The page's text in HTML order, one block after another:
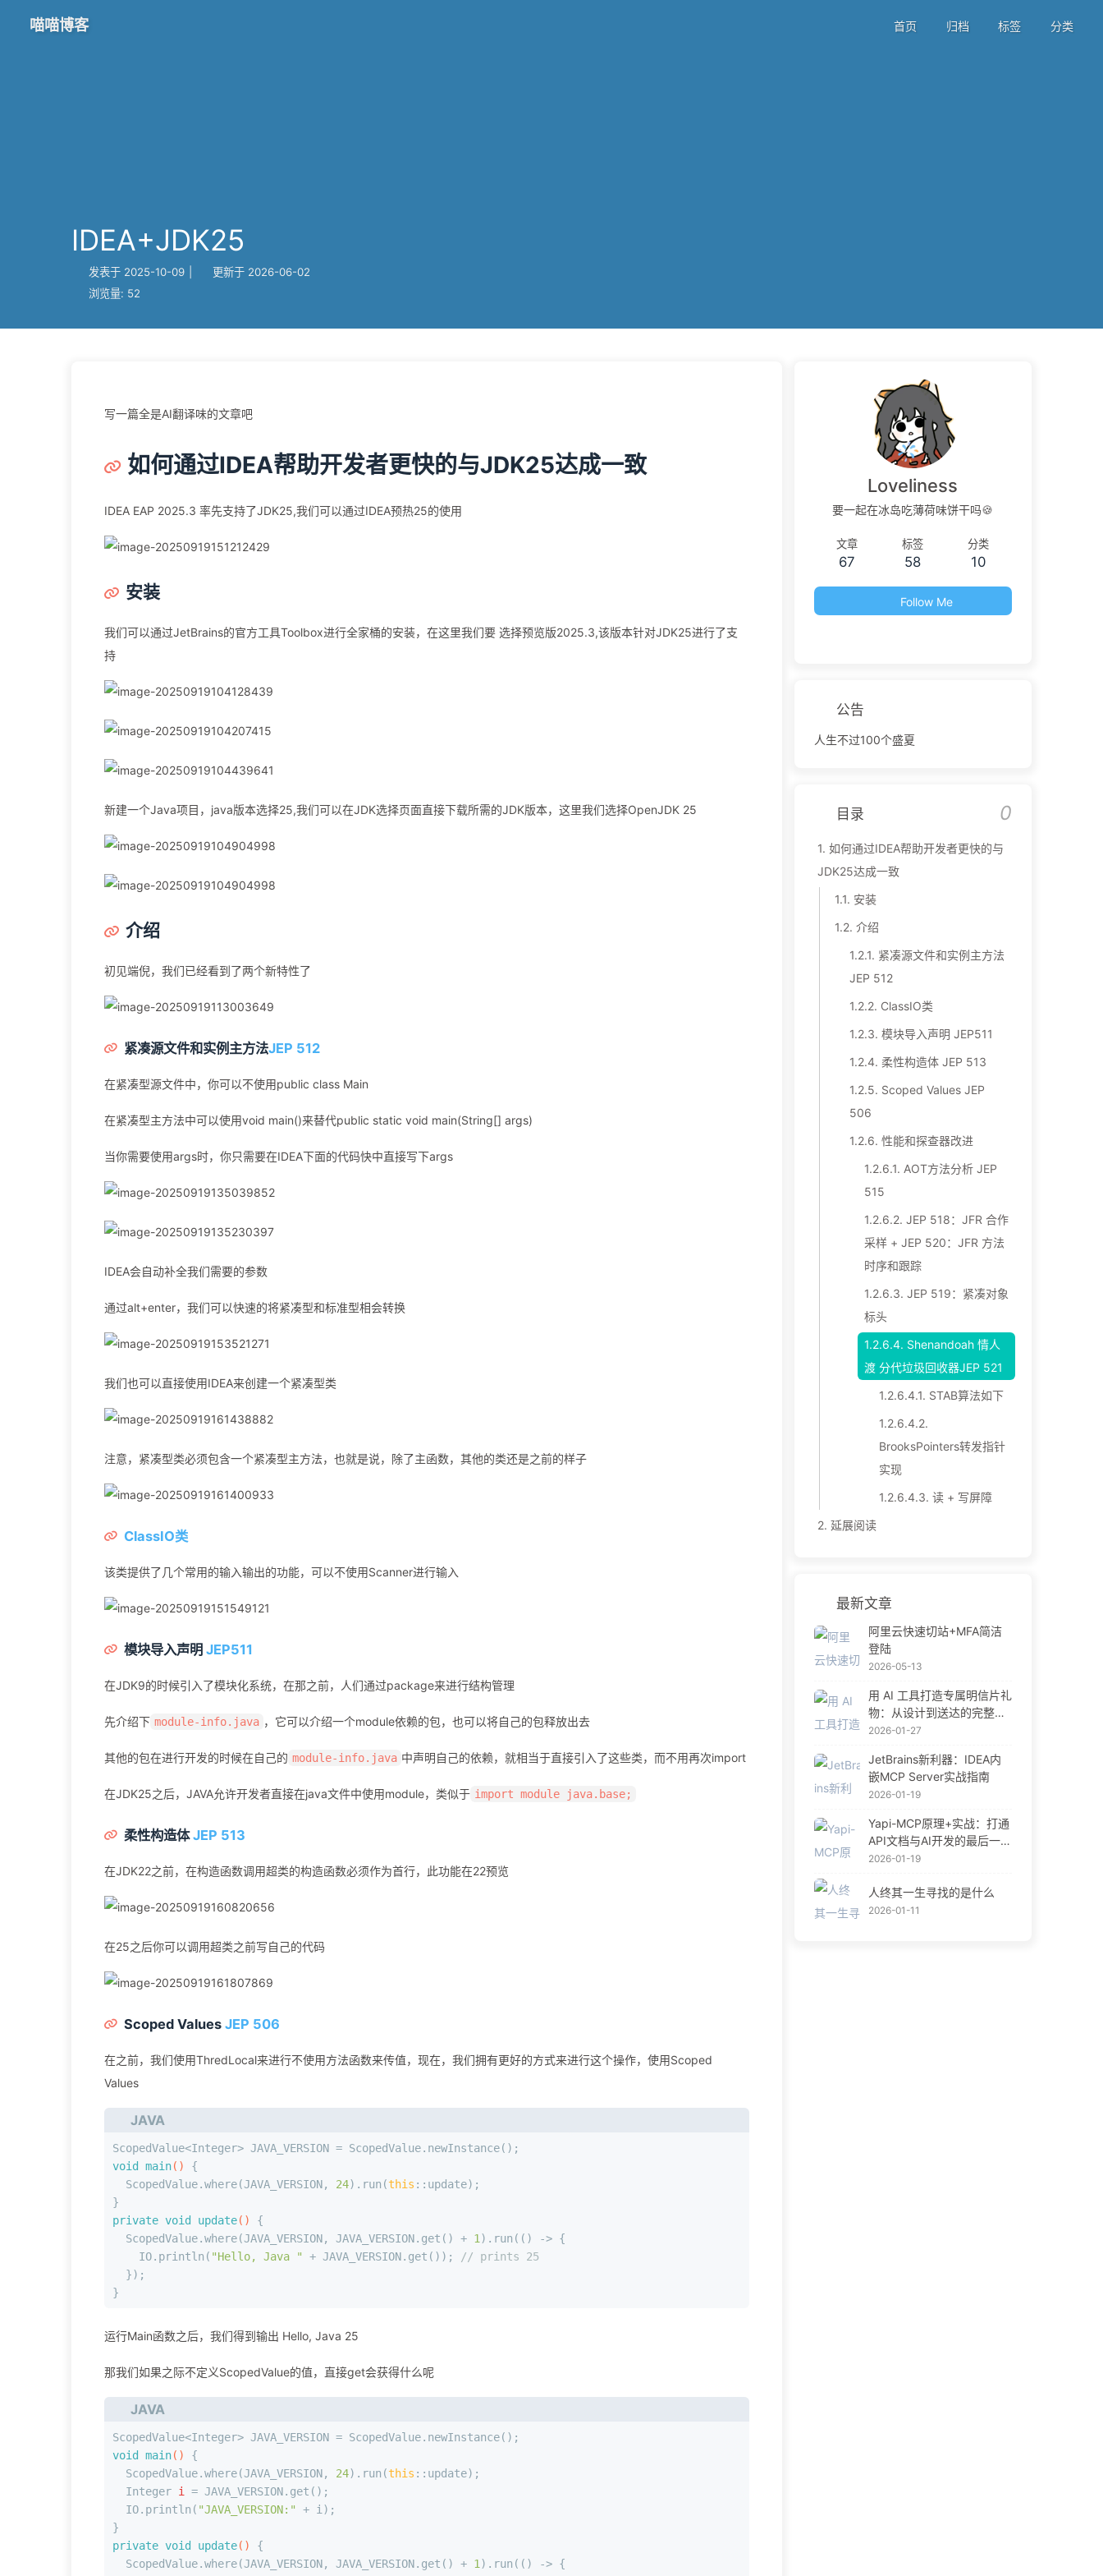
喵喵博客 首页 归档 标签 分类
IDEA+JDK25
发表于 2025-10-09 更新于 2026-06-02
浏览量: 52
写一篇全是AI翻译味的文章吧
如何通过IDEA帮助开发者更快的与JDK25达成一致
IDEA EAP 2025.3 率先支持了JDK25,我们可以通过IDEA预热25的使用
安装
我们可以通过JetBrains的官方工具Toolbox进行全家桶的安装，在这里我们要 选择预览版2025.3,该版本针对JDK25进行了支
持
新建一个Java项目，java版本选择25,我们可以在JDK选择页面直接下载所需的JDK版本，这里我们选择OpenJDK 25
介绍
初见端倪，我们已经看到了两个新特性了
紧凑源文件和实例主方法JEP 512
在紧凑型源文件中，你可以不使用public class Main
在紧凑型主方法中可以使用void main()来替代public static void main(String[] args)
当你需要使用args时，你只需要在IDEA下面的代码快中直接写下args
IDEA会自动补全我们需要的参数
通过alt+enter，我们可以快速的将紧凑型和标准型相会转换
我们也可以直接使用IDEA来创建一个紧凑型类
注意，紧凑型类必须包含一个紧凑型主方法，也就是说，除了主函数，其他的类还是之前的样子
ClassIO类
该类提供了几个常用的输入输出的功能，可以不使用Scanner进行输入
模块导入声明 JEP511
在JDK9的时候引入了模块化系统，在那之前，人们通过package来进行结构管理
先介绍下 module-info.java ，它可以介绍一个module依赖的包，也可以将自己的包释放出去
其他的包在进行开发的时候在自己的 module-info.java 中声明自己的依赖，就相当于直接引入了这些类，而不用再次import
在JDK25之后，JAVA允许开发者直接在java文件中使用module，类似于 import module java.base;
柔性构造体JEP 513
在JDK22之前，在构造函数调用超类的构造函数必须作为首行，此功能在22预览
在25之后你可以调用超类之前写自己的代码
Scoped Values JEP 506
在之前，我们使用ThredLocal来进行不使用方法函数来传值，现在，我们拥有更好的方式来进行这个操作，使用Scoped
Values
JAVA
ScopedValue<Integer> JAVA_VERSION = ScopedValue.newInstance();
void
main()
{
  ScopedValue.where(JAVA_VERSION,
24).run(this ::update);
}
private void update()
{
  ScopedValue.where(JAVA_VERSION, JAVA_VERSION.get() +
1 ).run(() -> {
    IO.println(
"Hello, Java " + JAVA_VERSION.get());
// prints 25
  });
}
运行Main函数之后，我们得到输出 Hello, Java 25
那我们如果之际不定义ScopedValue的值，直接get会获得什么呢
JAVA
ScopedValue<Integer> JAVA_VERSION = ScopedValue.newInstance();
void
main()
{
  ScopedValue.where(JAVA_VERSION,
24).run(this ::update);
Integer i = JAVA_VERSION.get();
  IO.println(
"JAVA_VERSION:"
+ i);
}
private void update()
{
  ScopedValue.where(JAVA_VERSION, JAVA_VERSION.get() +
1 ).run(() -> {
Loveliness
要一起在冰岛吃薄荷味饼干吗🍪
文章
67
标签
58
分类
10
Follow Me
公告
人生不过100个盛夏
目录 0
1. 如何通过IDEA帮助开发者更快的与
JDK25达成一致
1.1. 安装
1.2. 介绍
1.2.1. 紧凑源文件和实例主方法
JEP 512
1.2.2. ClassIO类
1.2.3. 模块导入声明 JEP511
1.2.4. 柔性构造体 JEP 513
1.2.5. Scoped Values JEP
506
1.2.6. 性能和探查器改进
1.2.6.1. AOT方法分析 JEP
515
1.2.6.2. JEP 518：JFR 合作
采样 + JEP 520：JFR 方法
时序和跟踪
1.2.6.3. JEP 519：紧凑对象
标头
1.2.6.4. Shenandoah 情人
渡 分代垃圾回收器JEP 521
1.2.6.4.1. STAB算法如下
1.2.6.4.2.
BrooksPointers转发指针
实现
1.2.6.4.3. 读 + 写屏障
2. 延展阅读
最新文章
阿里云快速切站+MFA简洁
登陆
2026-05-13
用 AI 工具打造专属明信片礼
物：从设计到送达的完整指
南
2026-01-27
JetBrains新利器：IDEA内
嵌MCP Server实战指南
2026-01-19
Yapi-MCP原理+实战：打通
API文档与AI开发的最后一公
里
2026-01-19
人终其一生寻找的是什么
2026-01-11